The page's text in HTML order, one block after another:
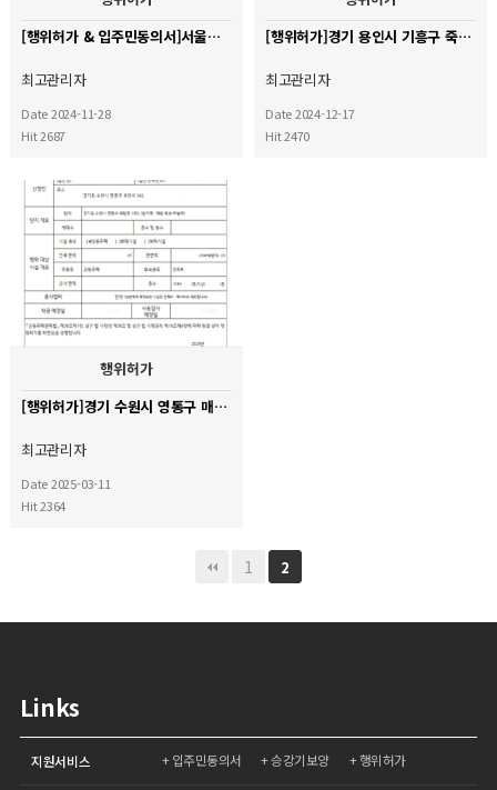
[행위허가 & 입주민동의서]서울시 노원구 중계무지개아파트
최고관리자
Date 2024-11-28
Hit 2687
[행위허가]경기 용인시 기흥구 죽현마을 아이파크 아파트
최고관리자
Date 2024-12-17
Hit 2470
행위허가
[행위허가]경기 수원시 영통구 매탄 위브 하늘채 아파트
최고관리자
Date 2025-03-11
Hit 2364
1 2
Links
지원서비스 입주민동의서 승강기보양 행위허가